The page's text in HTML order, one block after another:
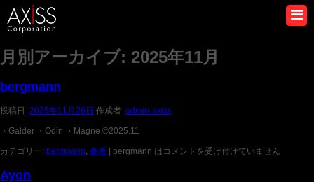
月別アーカイブ: 2025年11月
bergmann
投稿日: 2025年11月26日 作成者: admin-axiss
・Galder ・Odin ・Magne ©2025.11
カテゴリー: bergmann, 参考 bergmann は コメントを受け付けていません
Ayon